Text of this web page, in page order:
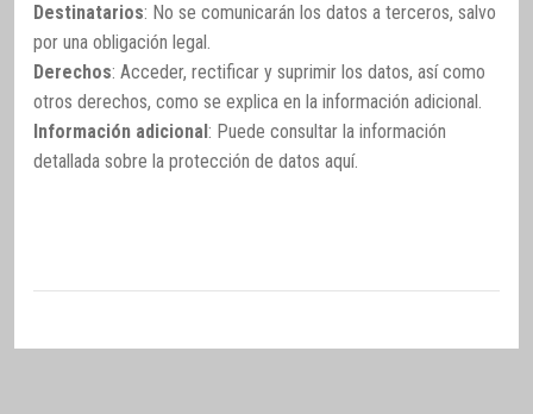
Destinatarios: No se comunicarán los datos a terceros, salvo
por una obligación legal.
Derechos: Acceder, rectificar y suprimir los datos, así como
otros derechos, como se explica en la información adicional.
Información adicional: Puede consultar la información
detallada sobre la protección de datos aquí.